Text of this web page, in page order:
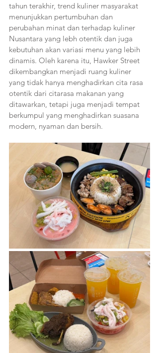
tahun terakhir, trend kuliner masyarakat
menunjukkan pertumbuhan dan
perubahan minat dan terhadap kuliner
Nusantara yang lebh otentik dan juga
kebutuhan akan variasi menu yang lebih
dinamis. Oleh karena itu, Hawker Street
dikembangkan menjadi ruang kuliner
yang tidak hanya menghadirkan cita rasa
otentik dari citarasa makanan yang
ditawarkan, tetapi juga menjadi tempat
berkumpul yang menghadirkan suasana
modern, nyaman dan bersih.